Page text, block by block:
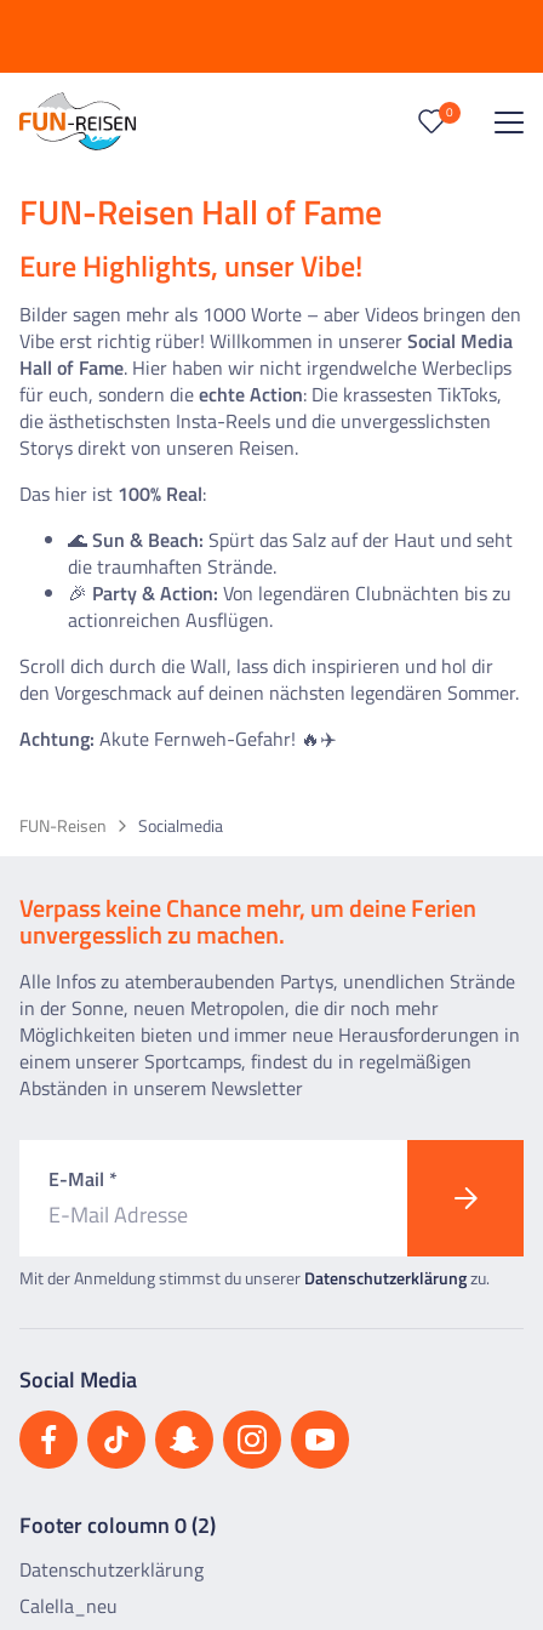
0
0Reise/n auf deiner Merkliste
Keine Reisen auf der Merkliste
FUN-Reisen Hall of Fame
Eure Highlights, unser Vibe!
Bilder sagen mehr als 1000 Worte – aber Videos bringen den
Vibe erst richtig rüber! Willkommen in unsererSocial Media
Hall of Fame. Hier haben wir nicht irgendwelche Werbeclips
für euch, sondern dieechte Action: Die krassesten TikToks,
die ästhetischsten Insta-Reels und die unvergesslichsten
Storys direkt von unseren Reisen.
Das hier ist 100% Real:
🌊Sun & Beach: Spürt das Salz auf der Haut und seht
die traumhaften Strände.
🎉 Party & Action: Von legendären Clubnächten bis zu
actionreichen Ausflügen.
Scroll dich durch die Wall, lass dich inspirieren und hol dir
den Vorgeschmack auf deinen nächsten legendären Sommer.
Achtung: Akute Fernweh-Gefahr! 🔥✈️
FUN-Reisen Socialmedia
Verpass keine Chance mehr, um deine Ferien
unvergesslich zu machen.
Alle Infos zu atemberaubenden Partys, unendlichen Strände
in der Sonne, neuen Metropolen, die dir noch mehr
Möglichkeiten bieten und immer neue Herausforderungen in
einem unserer Sportcamps, findest du in regelmäßigen
Abständen in unserem Newsletter
E-Mail *
Mit der Anmeldung stimmst du unsererDatenschutzerklärungzu.
Social Media
Footer coloumn 0 (2)
Datenschutzerklärung
Calella_neu